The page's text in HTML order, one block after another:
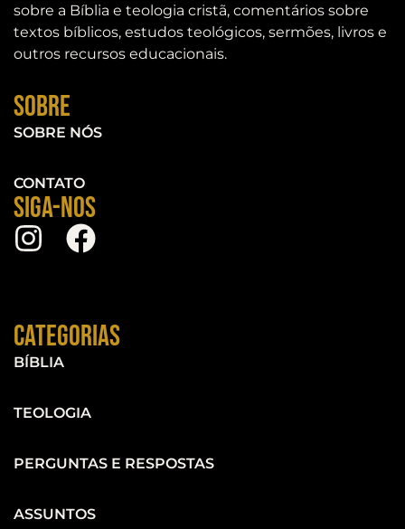
sobre a Bíblia e teologia cristã, comentários sobre
textos bíblicos, estudos teológicos, sermões, livros e
outros recursos educacionais.
Sobre
SOBRE NÓS
CONTATO
Siga-nos
Categorias
BÍBLIA
TEOLOGIA
PERGUNTAS E RESPOSTAS
ASSUNTOS